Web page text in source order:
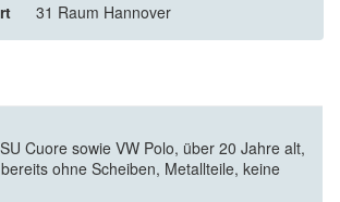
31 Raum Hannover
Cuore sowie VW Polo, über 20 Jahre alt,
ohne Scheiben, Metallteile, keine